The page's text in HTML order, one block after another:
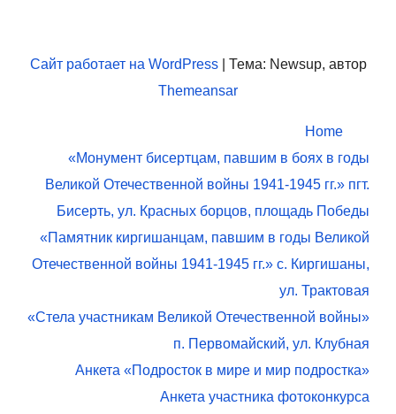
Сайт работает на WordPress
Тема: Newsup, автор
Themeansar
Home
«Монумент бисертцам, павшим в боях в годы
Великой Отечественной войны 1941-1945 гг.» пгт.
Бисерть, ул. Красных борцов, площадь Победы
«Памятник киргишанцам, павшим в годы Великой
Отечественной войны 1941-1945 гг.» с. Киргишаны,
ул. Трактовая
«Стела участникам Великой Отечественной войны»
п. Первомайский, ул. Клубная
Анкета «Подросток в мире и мир подростка»
Анкета участника фотоконкурса